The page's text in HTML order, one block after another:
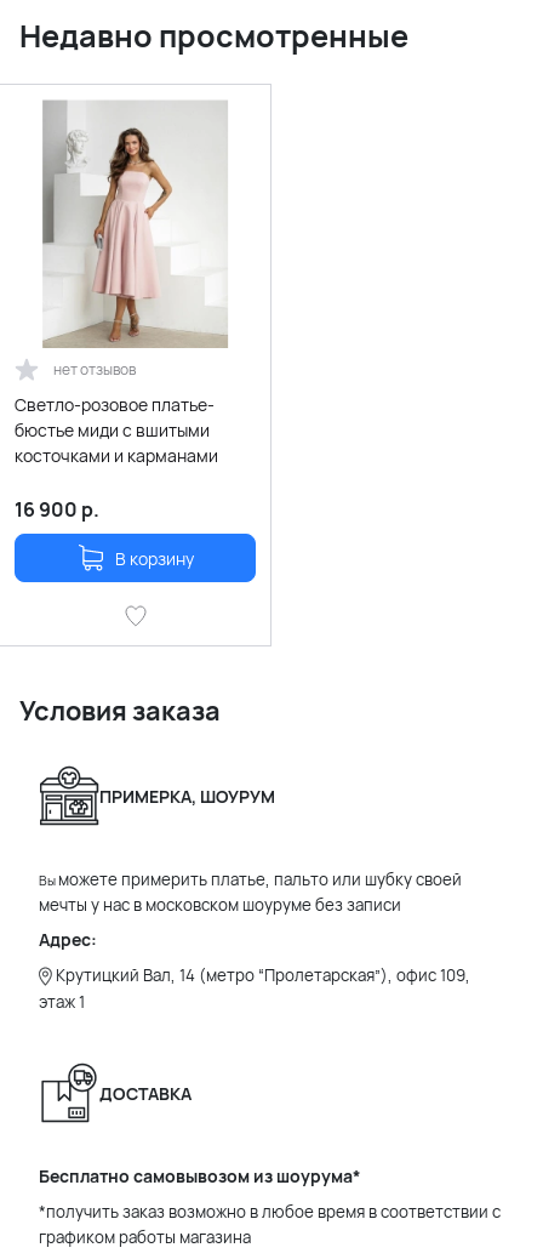
Недавно просмотренные
нет отзывов
Светло-розовое платье-
бюстье миди с вшитыми
косточками и карманами
16 900 р.
В корзину
Условия заказа
ПРИМЕРКА, ШОУРУМ
Вы можете примерить платье, пальто или шубку своей
мечты у нас в московском шоуруме без записи
Адрес:
Крутицкий Вал, 14 (метро “Пролетарская”), офис 109,
этаж 1
ДОСТАВКА
Бесплатно самовывозом из шоурума*
*получить заказ возможно в любое время в соответствии с
графиком работы магазина